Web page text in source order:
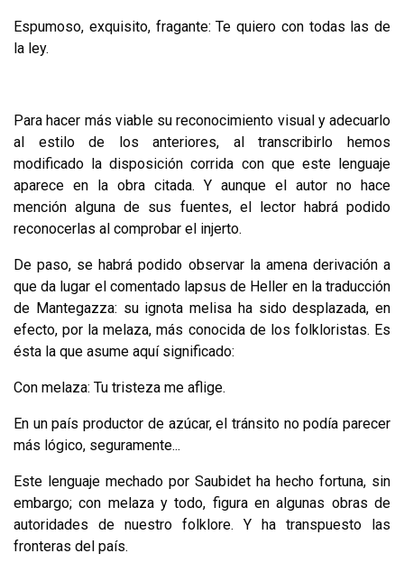
Espumoso, exquisito, fragante: Te quiero con todas las de
la ley.
Para hacer más viable su reconocimiento visual y adecuarlo
al estilo de los anteriores, al transcribirlo hemos
modificado la disposición corrida con que este lenguaje
aparece en la obra citada. Y aunque el autor no hace
mención alguna de sus fuentes, el lector habrá podido
reconocerlas al comprobar el injerto.
De paso, se habrá podido observar la amena derivación a
que da lugar el co­mentado lapsus de Heller en la traducción
de Mantegazza: su ignota melisa ha sido desplazada, en
efecto, por la melaza, más conocida de los folkloristas. Es
ésta la que asume aquí significado:
Con melaza: Tu tristeza me aflige.
En un país productor de azúcar, el tránsito no podía parecer
más lógico, se­guramente...
Este lenguaje mechado por Saubidet ha hecho fortuna, sin
embargo; con melaza y todo, figura en algunas obras de
autoridades de nuestro folklore. Y ha transpuesto las
fronteras del país.